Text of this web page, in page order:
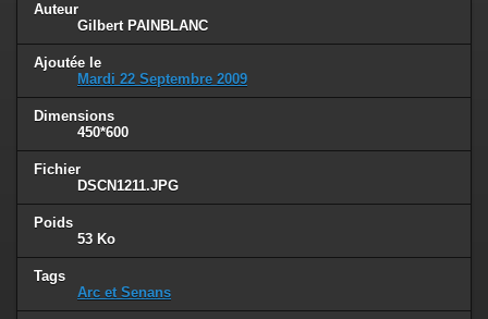
Auteur
Gilbert PAINBLANC
Ajoutée le
Mardi 22 Septembre 2009
Dimensions
450*600
Fichier
DSCN1211.JPG
Poids
53 Ko
Tags
Arc et Senans